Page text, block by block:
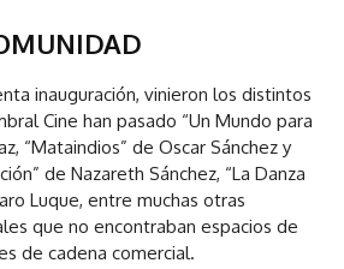
inauguración, vinieron los distintos
Cine han pasado “Un Mundo para
“Mataindios” de Oscar Sánchez y
de Nazareth Sánchez, “La Danza
Luque, entre muchas otras
que no encontraban espacios de
de cadena comercial.